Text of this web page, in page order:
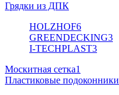
Грядки из ДПК
HOLZHOF6
GREENDECKING3
I-TECHPLAST3
Москитная сетка1
Пластиковые подоконники